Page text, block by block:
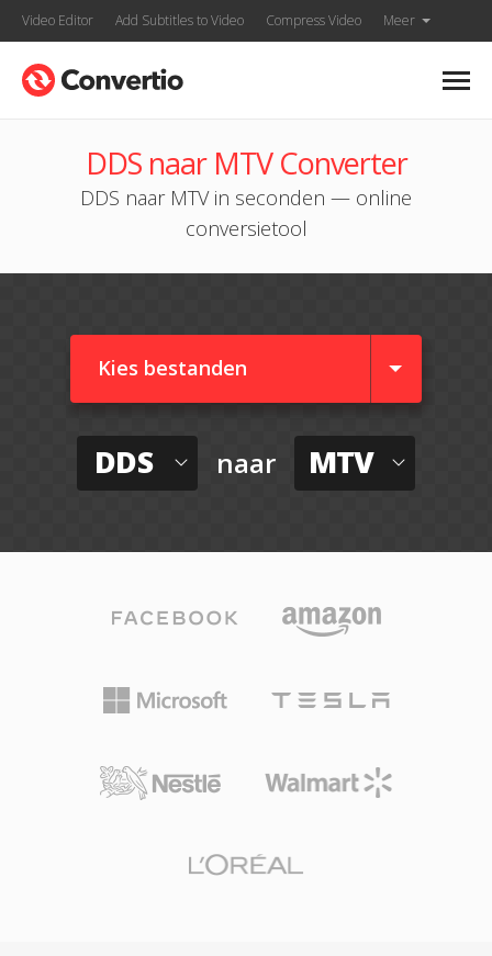
Video Editor Add Subtitles to Video Compress Video Meer
DDS naar MTV Converter
DDS naar MTV in seconden — online
conversietool
Kies bestanden
DDS naar MTV